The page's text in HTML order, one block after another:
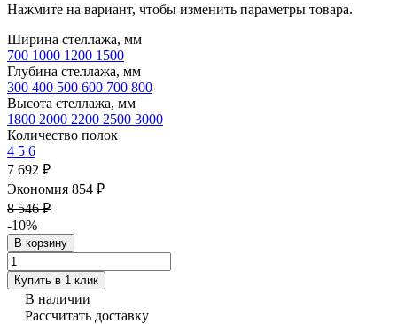
Нажмите на вариант, чтобы изменить параметры товара.
Ширина стеллажа, мм
700 1000 1200 1500
Глубина стеллажа, мм
300 400 500 600 700 800
Высота стеллажа, мм
1800 2000 2200 2500 3000
Количество полок
4 5 6
7 692 ₽
Экономия 854 ₽
8 546 ₽
-10%
В корзину
Купить в 1 клик
В наличии
Рассчитать доставку